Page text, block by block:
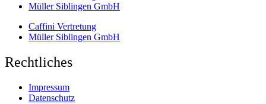
Müller Siblingen GmbH
Caffini Vertretung
Müller Siblingen GmbH
Rechtliches
Impressum
Datenschutz